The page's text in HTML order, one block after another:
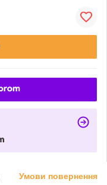
Умови повернення